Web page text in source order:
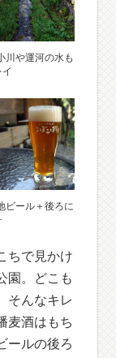
川や運河の水も
ビール＋後ろに
ちで見かけ
園。どこも
そんなキレ
麦酒はもち
ールの後ろ